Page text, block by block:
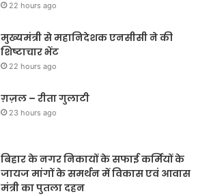
22 hours ago
मुख्यमंत्री से महानिदेशक एनसीसी ने की
शिष्टाचार भेंट
22 hours ago
ग़ज़ल – रीता गुलाटी
23 hours ago
बिहार के नगर निकायों के सफाई कर्मियों के
जायज मांगों के समर्थन में विकास एवं आवास
मंत्री का पुतला दहन